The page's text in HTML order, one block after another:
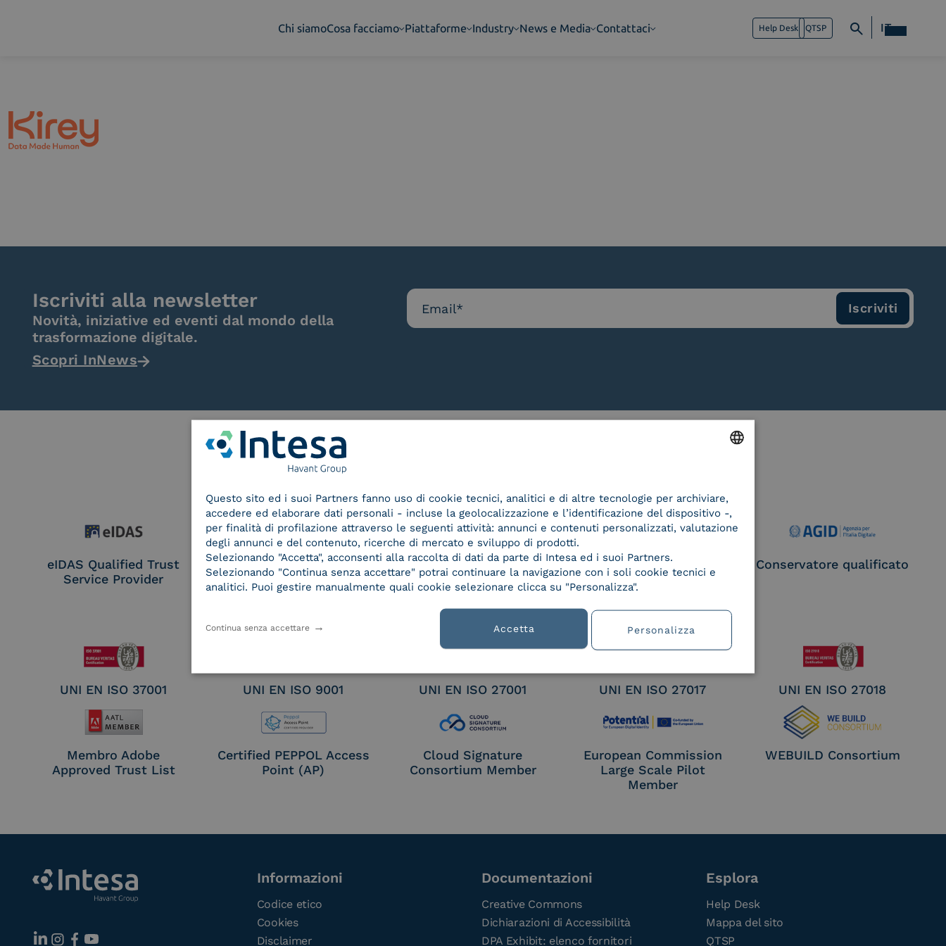
Chi siamoCosa facciamo Piattaforme Industry News e Media Contattaci Help Desk QTSP IT
Cosa facciamo
Piattaforme
Industry
Iscriviti alla newsletter
Novità, iniziative ed eventi dal mondo della
trasformazione digitale.
Scopri InNews
eIDAS Qualified Trust
Service Provider
eIDAS Qualified Trust
Service Provider for
Remote Qualified
Seal Creation
Service Provider e
Aggregatore SPID
Service Provider e
Aggregatore CIE
Conservatore qualificato
UNI EN ISO 37001 UNI EN ISO 9001 UNI EN ISO 27001 UNI EN ISO 27017 UNI EN ISO 27018
Membro Adobe
Approved Trust List
Certified PEPPOL Access
Point (AP)
Cloud Signature
Consortium Member
European Commission
Large Scale Pilot
Member
WEBUILD Consortium
Informazioni
Codice etico
Cookies
Disclaimer
Documentazioni
Creative Commons
Dichiarazioni di Accessibilità
DPA Exhibit: elenco fornitori
Esplora
Help Desk
Mappa del sito
QTSP
ITALIAN
Questo sito ed i suoi Partners fanno uso di cookie tecnici, analitici e di altre tecnologie per archiviare,
accedere ed elaborare dati personali - incluse la geolocalizzazione e l’identificazione del dispositivo -,
per finalità di profilazione attraverso le seguenti attività: annunci e contenuti personalizzati, valutazione
degli annunci e del contenuto, ricerche di mercato e sviluppo di prodotti.
Selezionando "Accetta", acconsenti alla raccolta di dati da parte di Intesa ed i suoi Partners.
Selezionando "Continua senza accettare" potrai continuare la navigazione con i soli cookie tecnici e
analitici. Puoi gestire manualmente quali cookie selezionare clicca su "Personalizza".
Accetta
Continua senza accettare Personalizza